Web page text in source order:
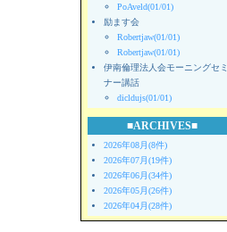
PoAveld(01/01)
励ます会
Robertjaw(01/01)
Robertjaw(01/01)
伊南倫理法人会モーニングセミ
ナー講話
dicldujs(01/01)
■ARCHIVES■
2026年08月(8件)
2026年07月(19件)
2026年06月(34件)
2026年05月(26件)
2026年04月(28件)